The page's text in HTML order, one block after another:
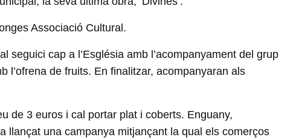
Associació Cultural.
cap a l’Església amb l’acompanyament del grup
l’ofrena de fruits. En finalitzar, acompanyaran als
de 3 euros i cal portar plat i coberts. Enguany,
llançat una campanya mitjançant la qual els comerços